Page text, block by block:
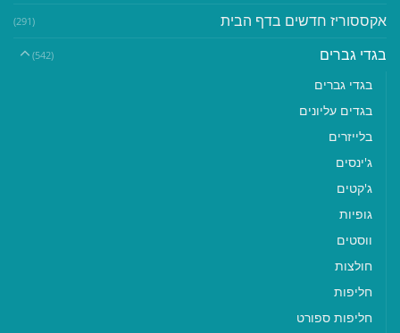
אקססוריז חדשים בדף הבית (291)
בגדי גברים (542)
בגדי גברים
בגדים עליונים
בלייזרים
ג'ינסים
ג'קטים
גופיות
ווסטים
חולצות
חליפות
חליפות ספורט